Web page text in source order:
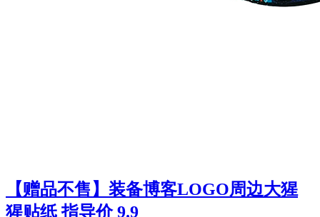
【赠品不售】装备博客LOGO周边大猩
猩贴纸 指导价 9.9